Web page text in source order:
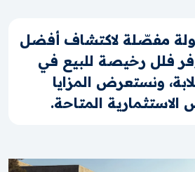
مفصّلة لاكتشاف أفضل
فلل رخيصة للبيع في
ونستعرض المزايا
الاستثمارية المتاحة.